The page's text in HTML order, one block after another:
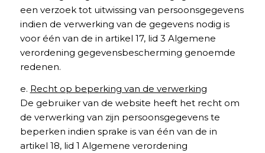
een verzoek tot uitwissing van persoonsgegevens
indien de verwerking van de gegevens nodig is
voor één van de in artikel 17, lid 3 Algemene
verordening gegevensbescherming genoemde
redenen.
e. Recht op beperking van de verwerking
De gebruiker van de website heeft het recht om
de verwerking van zijn persoonsgegevens te
beperken indien sprake is van één van de in
artikel 18, lid 1 Algemene verordening